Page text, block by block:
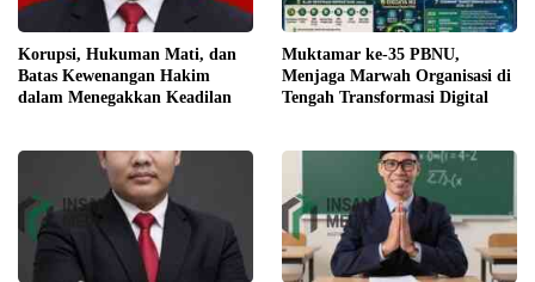
Korupsi, Hukuman Mati, dan
Batas Kewenangan Hakim
dalam Menegakkan Keadilan
Muktamar ke-35 PBNU,
Menjaga Marwah Organisasi di
Tengah Transformasi Digital